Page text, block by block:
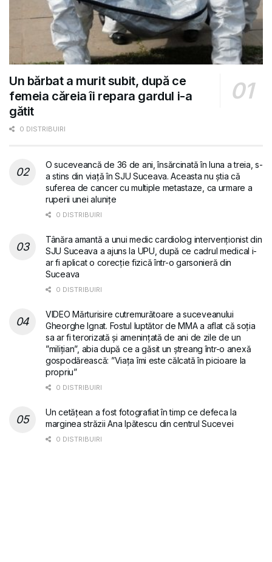
Un bărbat a murit subit, după ce
femeia căreia îi repara gardul i-a
gătit
0 DISTRIBUIRI
O suceveancă de 36 de ani, însărcinată în luna a treia, s-
a stins din viață în SJU Suceava. Aceasta nu știa că
suferea de cancer cu multiple metastaze, ca urmare a
ruperii unei alunițe
0 DISTRIBUIRI
Tânăra amantă a unui medic cardiolog intervenționist din
SJU Suceava a ajuns la UPU, după ce cadrul medical i-
ar fi aplicat o corecție fizică într-o garsonieră din
Suceava
0 DISTRIBUIRI
VIDEO Mărturisire cutremurătoare a suceveanului
Gheorghe Ignat. Fostul luptător de MMA a aflat că soția
sa ar fi terorizată și amenințată de ani de zile de un
”milițian”, abia după ce a găsit un ștreang într-o anexă
gospodărească: ”Viața îmi este călcată în picioare la
propriu”
0 DISTRIBUIRI
Un cetățean a fost fotografiat în timp ce defeca la
marginea străzii Ana Ipătescu din centrul Sucevei
0 DISTRIBUIRI